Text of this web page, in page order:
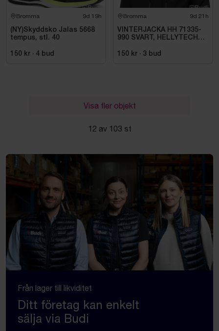
Bromma 9d 19h
(NY)Skyddsko Jalas 5668
tempus, stl. 40
150 kr · 4 bud
Bromma 9d 21h
VINTERJACKA HH 71335-
990 SVART, HELLYTECH
150 kr · 3 bud
Visa fler objekt
12 av 103 st
Från lager till likviditet
Ditt företag kan enkelt
sälja via Budi